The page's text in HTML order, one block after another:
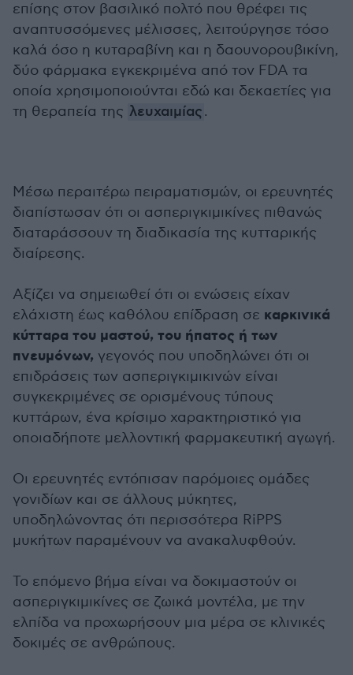
επίσης στον βασιλικό πολτό που θρέφει τις
αναπτυσσόμενες μέλισσες, λειτούργησε τόσο
καλά όσο η κυταραβίνη και η δαουνορουβικίνη,
δύο φάρμακα εγκεκριμένα από τον FDA τα
οποία χρησιμοποιούνται εδώ και δεκαετίες για
τη θεραπεία της λευχαιμίας.
Μέσω περαιτέρω πειραματισμών, οι ερευνητές
διαπίστωσαν ότι οι ασπεριγκιμικίνες πιθανώς
διαταράσσουν τη διαδικασία της κυτταρικής
διαίρεσης.
Αξίζει να σημειωθεί ότι οι ενώσεις είχαν
ελάχιστη έως καθόλου επίδραση σε καρκινικά
κύτταρα του μαστού, του ήπατος ή των
πνευμόνων, γεγονός που υποδηλώνει ότι οι
επιδράσεις των ασπεριγκιμικινών είναι
συγκεκριμένες σε ορισμένους τύπους
κυττάρων, ένα κρίσιμο χαρακτηριστικό για
οποιαδήποτε μελλοντική φαρμακευτική αγωγή.
Οι ερευνητές εντόπισαν παρόμοιες ομάδες
γονιδίων και σε άλλους μύκητες,
υποδηλώνοντας ότι περισσότερα RiPPS
μυκήτων παραμένουν να ανακαλυφθούν.
Το επόμενο βήμα είναι να δοκιμαστούν οι
ασπεριγκιμικίνες σε ζωικά μοντέλα, με την
ελπίδα να προχωρήσουν μια μέρα σε κλινικές
δοκιμές σε ανθρώπους.